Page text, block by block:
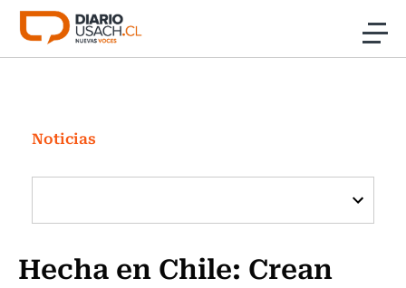
Click acá para ir directamente al contenido
Investigación
Cultura
Programas Radio y TV Usach
Noticias
Hecha en Chile: Crean